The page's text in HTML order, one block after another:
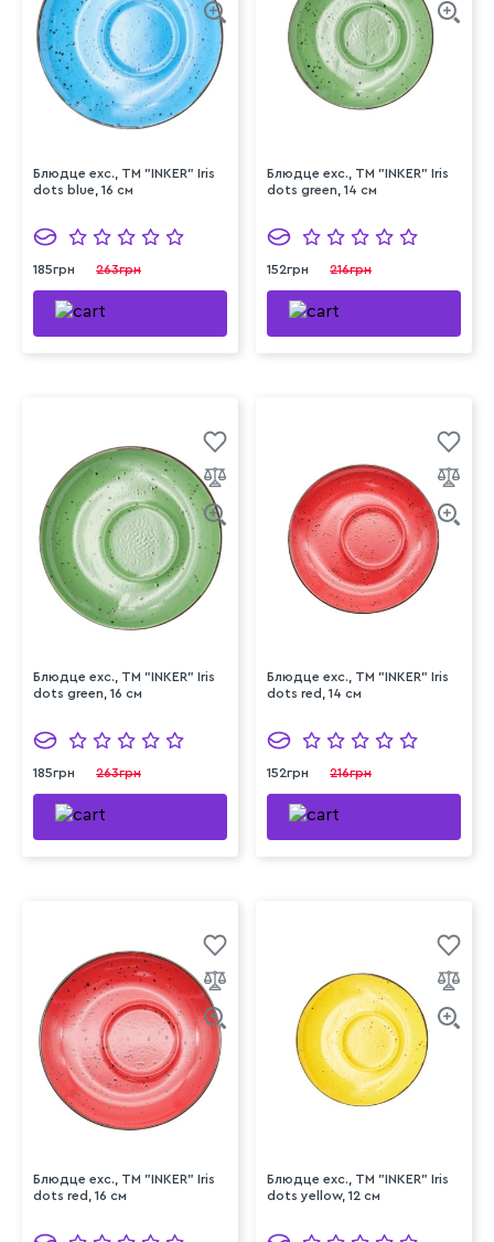
Блюдце exc., ТМ "INKER" Iris
dots blue, 16 см
185грн 263грн
Блюдце exc., ТМ "INKER" Iris
dots green, 14 см
152грн 216грн
Блюдце exc., ТМ "INKER" Iris
dots green, 16 см
185грн 263грн
Блюдце exc., ТМ "INKER" Iris
dots red, 14 см
152грн 216грн
Блюдце exc., ТМ "INKER" Iris
dots red, 16 см
Блюдце exc., ТМ "INKER" Iris
dots yellow, 12 см